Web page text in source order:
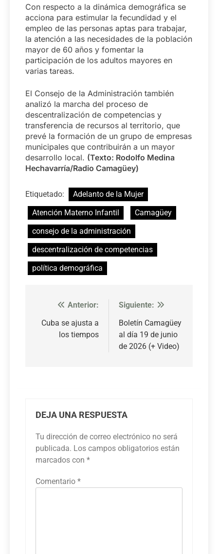
Con respecto a la dinámica demográfica se
acciona para estimular la fecundidad y el
empleo de las personas aptas para trabajar,
la atención a las necesidades de la población
mayor de 60 años y fomentar la
participación de los adultos mayores en
varias tareas.
El Consejo de la Administración también
analizó la marcha del proceso de
descentralización de competencias y
transferencia de recursos al territorio, que
prevé la formación de un grupo de empresas
municipales que contribuirán a un mayor
desarrollo local. (Texto: Rodolfo Medina
Hechavarría/Radio Camagüey)
Etiquetado:
Adelanto de la Mujer
Atención Materno Infantil
Camagüey
consejo de la administración
descentralización de competencias
política demográfica
Navegación
de
Anterior:
Cuba se ajusta a
los tiempos
Siguiente:
Boletín Camagüey
al día 19 de junio
de 2026 (+ Video)
DEJA UNA RESPUESTA
Tu dirección de correo electrónico no será
publicada. Los campos obligatorios están
marcados con *
Comentario *